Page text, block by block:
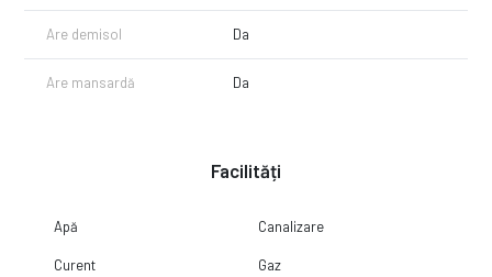
Are demisol Da
Are mansardă Da
Facilități
Apă Canalizare
Curent Gaz